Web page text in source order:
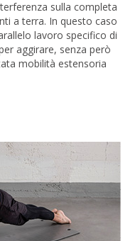
sulla completa
a terra. In questo caso
lavoro specifico di
aggirare, senza però
mobilità estensoria